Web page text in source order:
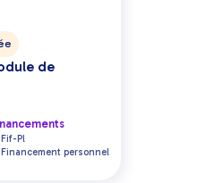
de
Fif-Pl
Financement personnel